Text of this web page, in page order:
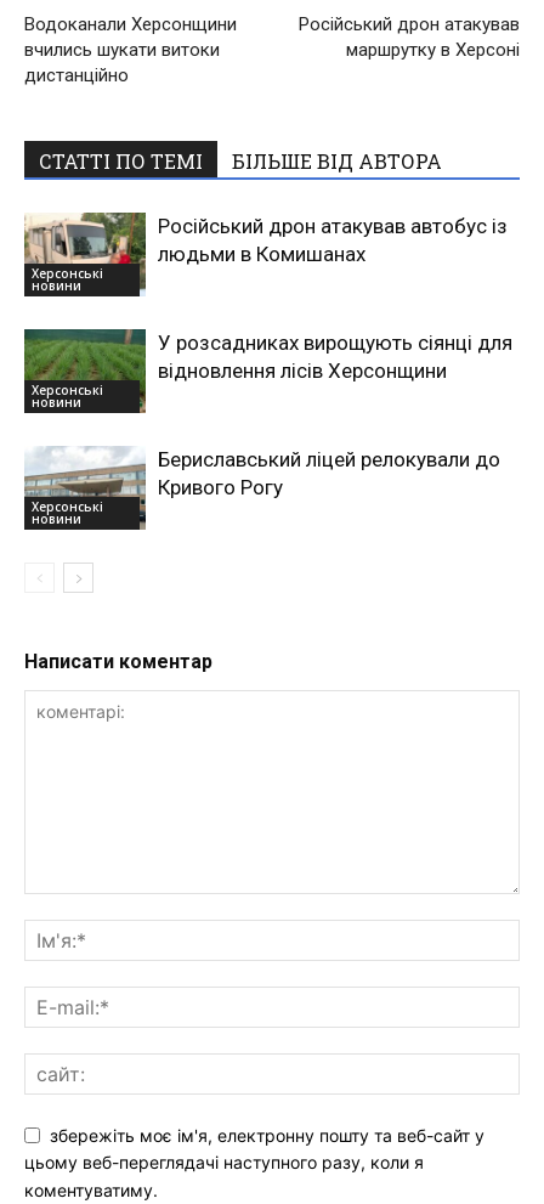
Водоканали Херсонщини
вчились шукати витоки
дистанційно
Російський дрон атакував
маршрутку в Херсоні
СТАТТІ ПО ТЕМІ БІЛЬШЕ ВІД АВТОРА
Херсонські
новини
Російський дрон атакував автобус із
людьми в Комишанах
Херсонські
новини
У розсадниках вирощують сіянці для
відновлення лісів Херсонщини
Херсонські
новини
Бериславський ліцей релокували до
Кривого Рогу
Написати коментар
збережіть моє ім'я, електронну пошту та веб-сайт у
цьому веб-переглядачі наступного разу, коли я
коментуватиму.